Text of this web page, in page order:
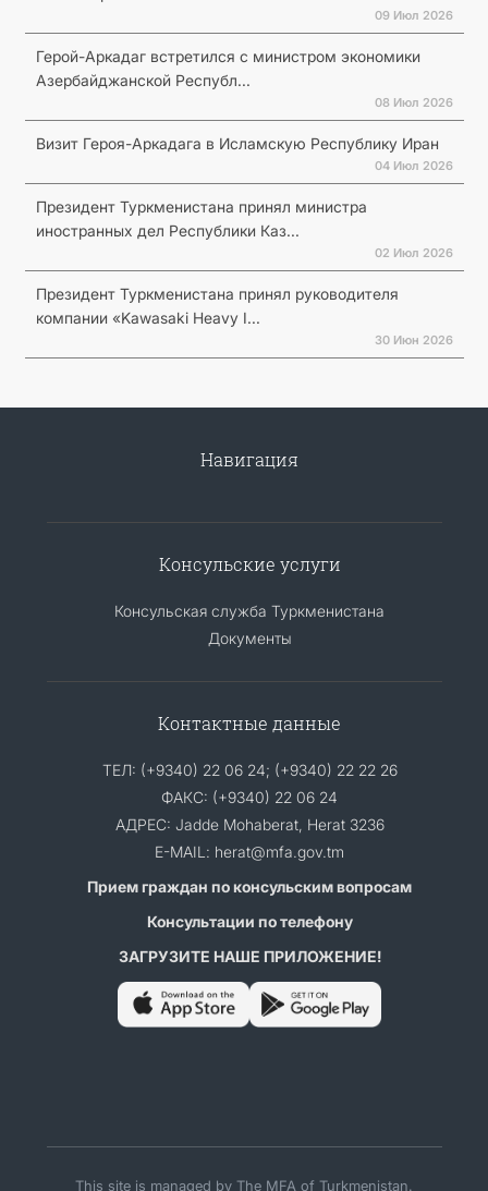
09 Июл 2026
Герой-Аркадаг встретился с министром экономики
Азербайджанской Республ...
08 Июл 2026
Визит Героя-Аркадага в Исламскую Республику Иран
04 Июл 2026
Президент Туркменистана принял министра
иностранных дел Республики Каз...
02 Июл 2026
Президент Туркменистана принял руководителя
компании «Kawasaki Heavy I...
30 Июн 2026
Навигация
Консульские услуги
Консульская служба Туркменистана
Документы
Контактные данные
ТЕЛ: (+9340) 22 06 24; (+9340) 22 22 26
ФАКС: (+9340) 22 06 24
АДРЕС: Jadde Mohaberat, Herat 3236
E-MAIL: herat@mfa.gov.tm
Прием граждан по консульским вопросам
Консультации по телефону
ЗАГРУЗИТЕ НАШЕ ПРИЛОЖЕНИЕ!
This site is managed by The MFA of Turkmenistan.